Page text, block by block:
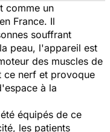
comme un
France. Il
souffrant
peau, l'appareil est
des muscles de
ce nerf et provoque
à la
équipés de ce
les patients